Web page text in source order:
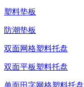
塑料垫板
防潮垫板
双面网格塑料托盘
双面平板塑料托盘